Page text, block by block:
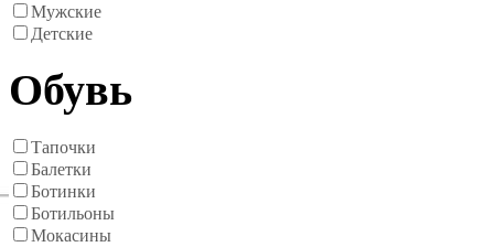
Мужские
Детские
Обувь
Тапочки
Балетки
Ботинки
Ботильоны
Мокасины